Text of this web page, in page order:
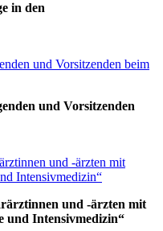
in den
und Vorsitzenden
und -ärzten mit
und Intensivmedizin“